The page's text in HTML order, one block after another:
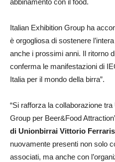
abbinamento con il food.
Italian Exhibition Group ha
è orgogliosa di sostenere
anche i prossimi anni. Il ritorno
conferma le manifestazioni di
Italia per il mondo della birra”.
“Si rafforza la collaborazione
Group per Beer&Food
di Unionbirrai Vittorio Ferraris
nuovamente presenti non solo
associati, ma anche con